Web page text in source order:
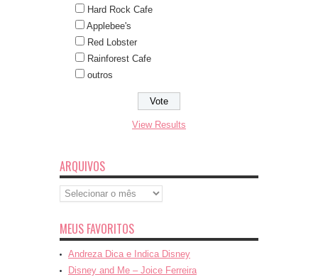
Hard Rock Cafe
Applebee's
Red Lobster
Rainforest Cafe
outros
View Results
ARQUIVOS
Arquivos
MEUS FAVORITOS
Andreza Dica e Indica Disney
Disney and Me – Joice Ferreira